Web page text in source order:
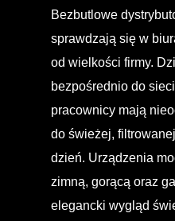
Bezbutlowe
sprawdzają się w
od wielkości firmy.
bezpośrednio do
pracownicy mają
do świeżej,
dzień. Urządzenia
zimną, gorącą oraz
elegancki wygląd